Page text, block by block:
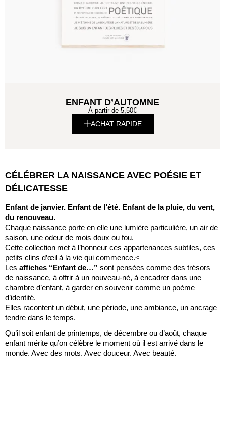
ENFANT D’AUTOMNE
À partir de 5,50€
ACHAT RAPIDE
CÉLÉBRER LA NAISSANCE AVEC POÉSIE ET
DÉLICATESSE
Enfant de janvier. Enfant de l’été. Enfant de la pluie, du vent,
du renouveau.
Chaque naissance porte en elle une lumière particulière, un air de
saison, une odeur de mois doux ou fou.
Cette collection met à l’honneur ces appartenances subtiles, ces
petits clins d’œil à la vie qui commence.<
Les affiches “Enfant de…” sont pensées comme des trésors
de naissance, à offrir à un nouveau-né, à encadrer dans une
chambre d’enfant, à garder en souvenir comme un poème
d’identité.
Elles racontent un début, une période, une ambiance, un ancrage
tendre dans le temps.
Qu’il soit enfant de printemps, de décembre ou d’août, chaque
enfant mérite qu’on célèbre le moment où il est arrivé dans le
monde. Avec des mots. Avec douceur. Avec beauté.